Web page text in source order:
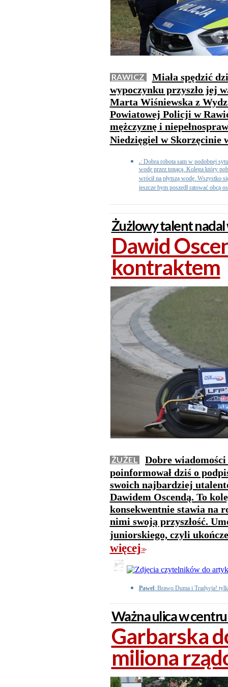
RAWICZ
Miała spędzić
wypoczynku przyszło jej
Marta Wiśniewska z
Powiatowej Policji w
mężczyznę i
Niedzięgiel w Skorzęcinie
.: Dobra robota sam w podobnej
wodę przez tonącą. Kolega który
wrócił na płytszą wodę. Wszystko
jeszcze bym poszedł ratować obcą
Żużlowy talent nadal
Dawid
kontraktem
ŻUŻEL
Dobre
poinformował dziś o
swoich najbardziej
Dawidem Oscendą. To
konsekwentnie stawia na
nimi swoją przyszłość.
juniorskiego, czyli
więcej>>
Pawel: Brawo Duma i Tradycja!
Ważna ulica w
Garbarska
miliona